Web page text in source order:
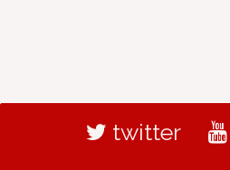
twitter